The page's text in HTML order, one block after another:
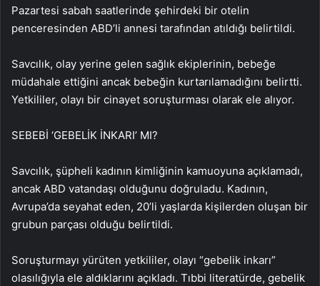
Pazartesi sabah saatlerinde şehirdeki bir otelin
penceresinden ABD’li annesi tarafından atıldığı belirtildi.
Savcılık, olay yerine gelen sağlık ekiplerinin, bebeğe
müdahale ettiğini ancak bebeğin kurtarılamadığını belirtti.
Yetkililer, olayı bir cinayet soruşturması olarak ele alıyor.
SEBEBİ ‘GEBELİK İNKARI’ MI?
Savcılık, şüpheli kadının kimliğinin kamuoyuna açıklamadı,
ancak ABD vatandaşı olduğunu doğruladu. Kadının,
Avrupa’da seyahat eden, 20’li yaşlarda kişilerden oluşan bir
grubun parçası olduğu belirtildi.
Soruşturmayı yürüten yetkililer, olayı “gebelik inkarı”
olasılığıyla ele aldıklarını açıkladı. Tıbbi literatürde, gebelik